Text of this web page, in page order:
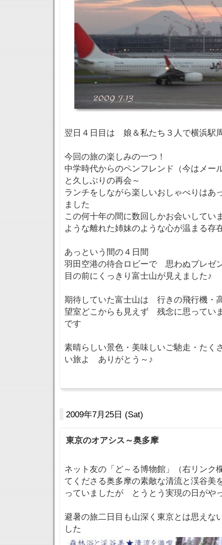
翌日４日目は 娘＆私たち３人で横浜駅
今回の旅の楽しみの一つ！
中学時代からのペンフレンド（今はメー
と久しぶりの再会～
ランチをしながら楽しいおしゃべりはあ
ました
この何十年の間に数回しかお会いして
ような離れた姉妹のような心が温まる存
あっという間の４日間
羽田空港の待合ロビーで 思わぬプレゼ
目の前にくっきり富士山が見えました♪
期待していた富士山は 行きの飛行機・
望室どこからも見えず 残念に思ってい
です
素晴らしい景色・美味しいご馳走・た
い旅よ ありがとう～♪
2009年7月25日 (Sat)
東京のオアシス～奥多摩
ネット友の「ど～る博物館」（右リンク
てくださる奥多摩の素敵な清流と渓谷美
っていましたが とうとう実現の日がや
避暑の旅二日目も山深く東京とは思えな
した